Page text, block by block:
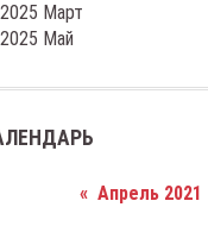
2025 Март
2025 Май
« Апрель 2021